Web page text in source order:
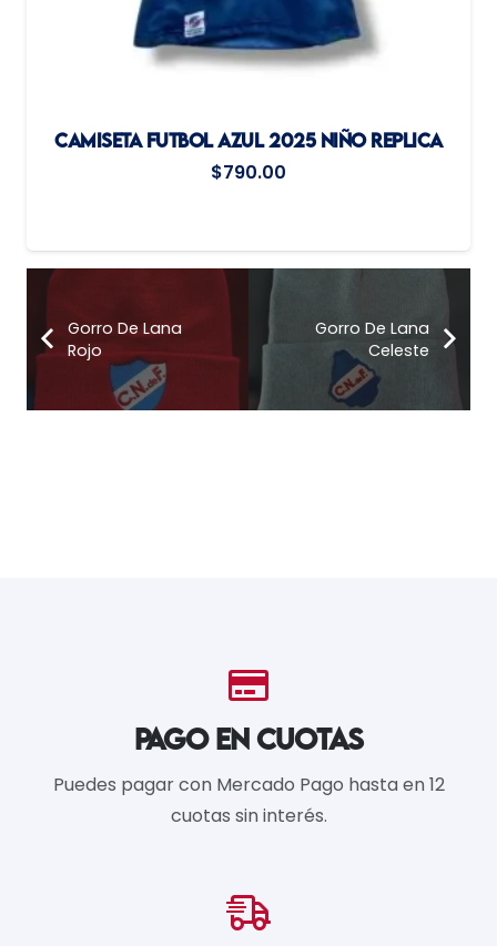
CAMISETA FUTBOL AZUL 2025 NIÑO REPLICA
$790.00
Gorro De Lana
Rojo
Gorro De Lana
Celeste
PAGO EN CUOTAS
Puedes pagar con Mercado Pago hasta en 12
cuotas sin interés.